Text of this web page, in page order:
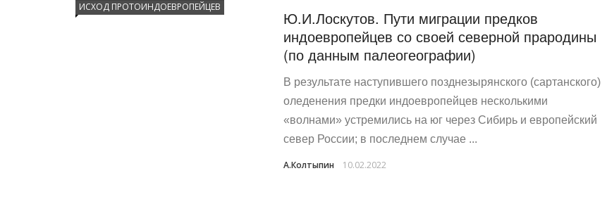
ИСХОД ПРОТОИНДОЕВРОПЕЙЦЕВ
Ю.И.Лоскутов. Пути миграции предков
индоевропейцев со своей северной прародины
(по данным палеогеографии)
В результате наступившего позднезырянского (сартанского)
оледенения предки индоевропейцев несколькими
«волнами» устремились на юг через Сибирь и европейский
север России; в последнем случае ...
А.Колтыпин 10.02.2022